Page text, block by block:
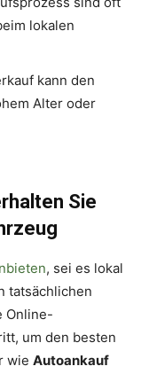
lokalen
kann den
Alter oder
Sie
, sei es lokal
tatsächlichen
Online-
um den besten
wie Autoankauf